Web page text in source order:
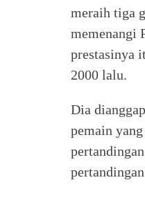
meraih tiga
memenangi
prestasinya
2000 lalu.
Dia
pemain